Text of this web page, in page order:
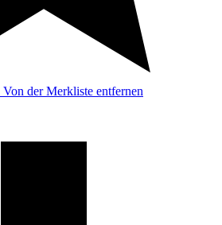
Von der Merkliste entfernen